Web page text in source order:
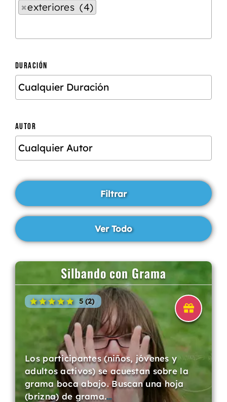
×exteriores (4)
DURACIÓN
AUTOR
Silbando con Grama
5 (2)
Los participantes (niños, jóvenes y
adultos activos) se acuestan sobre la
grama boca abajo. Buscan una hoja
(brizna) de grama.…